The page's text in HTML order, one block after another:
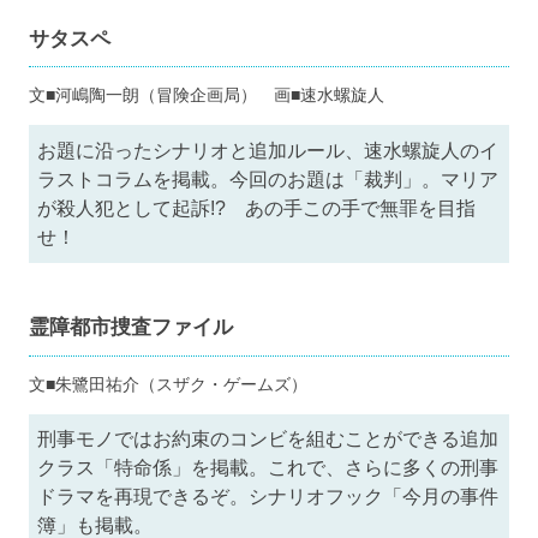
サタスペ
文■河嶋陶一朗（冒険企画局） 画■速水螺旋人
お題に沿ったシナリオと追加ルール、速水螺旋人のイ
ラストコラムを掲載。今回のお題は「裁判」。マリア
が殺人犯として起訴!? あの手この手で無罪を目指
せ！
霊障都市捜査ファイル
文■朱鷺田祐介（スザク・ゲームズ）
刑事モノではお約束のコンビを組むことができる追加
クラス「特命係」を掲載。これで、さらに多くの刑事
ドラマを再現できるぞ。シナリオフック「今月の事件
簿」も掲載。